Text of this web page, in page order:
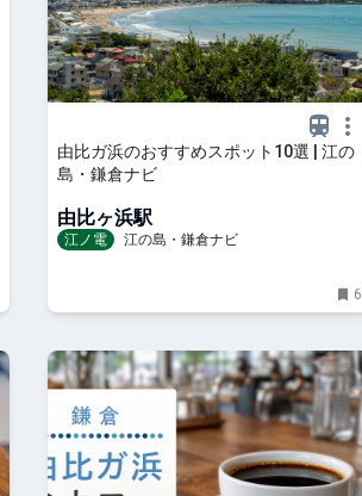
由比ガ浜のおすすめスポット10選 | 江の
島・鎌倉ナビ
由比ヶ浜駅
江ノ電 江の島・鎌倉ナビ
6